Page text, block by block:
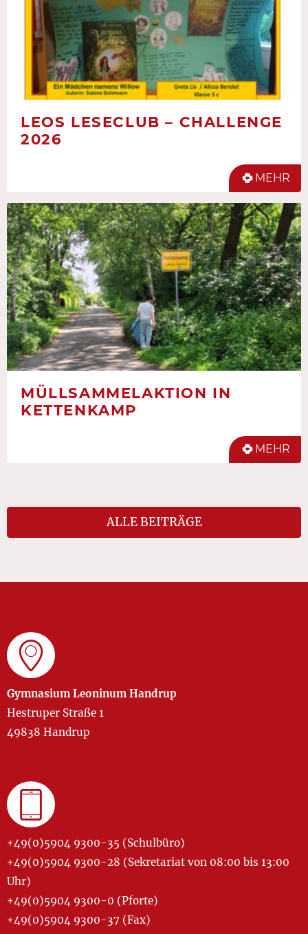
LEOS LESECLUB – CHALLENGE
2026
MEHR
MÜLLSAMMELAKTION IN
KETTENKAMP
MEHR
ALLE BEITRÄGE
Gymnasium Leoninum Handrup
Hestruper Straße 1
49838 Handrup
+49(0)5904 9300-35 (Schulbüro)
+49(0)5904 9300-28 (Sekretariat von 08:00 bis 13:00
Uhr)
+49(0)5904 9300-0 (Pforte)
+49(0)5904 9300-37 (Fax)